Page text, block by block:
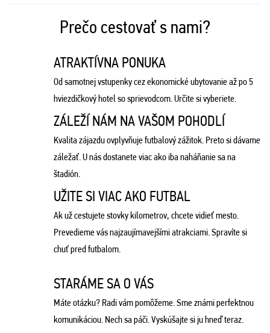
Prečo cestovať s nami?
ATRAKTÍVNA PONUKA
Od samotnej vstupenky cez ekonomické ubytovanie až po 5
hviezdičkový hotel so sprievodcom. Určite si vyberiete.
ZÁLEŽÍ NÁM NA VAŠOM POHODLÍ
Kvalita zájazdu ovplyvňuje futbalový zážitok. Preto si dávame
záležať. U nás dostanete viac ako iba naháňanie sa na
štadión.
UŽITE SI VIAC AKO FUTBAL
Ak už cestujete stovky kilometrov, chcete vidieť mesto.
Prevedieme vás najzaujímavejšími atrakciami. Spravíte si
chuť pred futbalom.
STARÁME SA O VÁS
Máte otázku? Radi vám pomôžeme. Sme známi perfektnou
komunikáciou. Nech sa páči. Vyskúšajte si ju hneď teraz.